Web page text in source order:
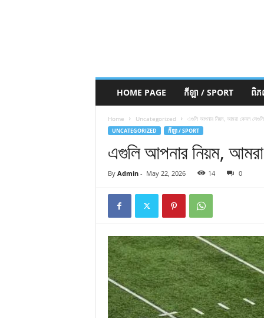
HOME PAGE កីឡា / SPORT ពិភ
Home Uncategorized এগুলি আপনার নিয়ম, আমরা কেবল
UNCATEGORIZED កីឡា / SPORT
এগুলি আপনার নিয়ম,
By Admin- May 22, 2026 14 0